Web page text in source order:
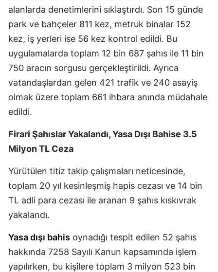
Kütahya
Malatya
Manisa
Kahramanmaraş
Mardin
Muş
Ordu
Sakarya
Samsun
alanlarda denetimlerini sıklaştırdı. Son 15 günde
park ve bahçeler 811 kez, metruk binalar 152
kez, iş yerleri ise 56 kez kontrol edildi. Bu
uygulamalarda toplam 12 bin 687 şahıs ile 11 bin
750 aracın sorgusu gerçekleştirildi. Ayrıca
vatandaşlardan gelen 421 trafik ve 240 asayiş
olmak üzere toplam 661 ihbara anında müdahale
edildi.
Firari Şahıslar Yakalandı, Yasa Dışı Bahise 3.5
Milyon TL Ceza
Yürütülen titiz takip çalışmaları neticesinde,
toplam 20 yıl kesinleşmiş hapis cezası ve 14 bin
TL adli para cezası ile aranan 9 şahıs kıskıvrak
yakalandı.
Yasa dışı bahis oynadığı tespit edilen 52 şahıs
hakkında 7258 Sayılı Kanun kapsamında işlem
yapılırken, bu kişilere toplam 3 milyon 523 bin